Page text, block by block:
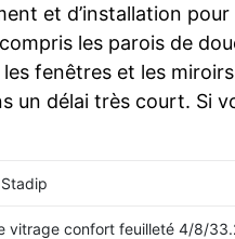
et d’installation pour
les parois de
fenêtres et les
un délai très court. Si
vitrage confort feuilleté 4/8/